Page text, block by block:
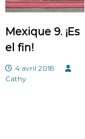
a
t
i
Mexique 9. ¡Es
el fin!
4 avril 2018
Cathy